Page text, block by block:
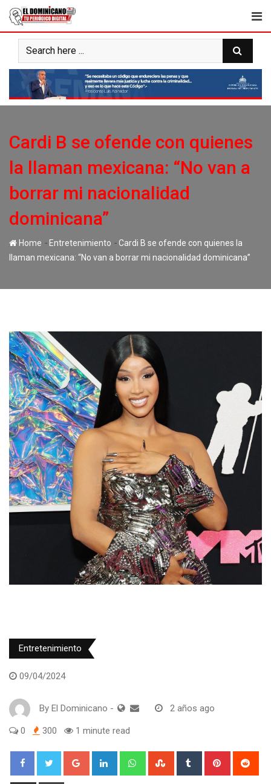
Skip
content
Cardi B se ofende con quienes
la llaman mexicana: “No van a
borrar mi nacionalidad
dominicana”
Home - Entretenimiento -Cardi B se ofende con quienes la
llaman mexicana: “No van a borrar mi nacionalidad dominicana”
Entretenimiento
09/04/2024
By El Dominicano - 2 años ago
0 300 1 minute read
Google+ LinkedIn WhatsappStumbleUpon
Tumblr Pinterest